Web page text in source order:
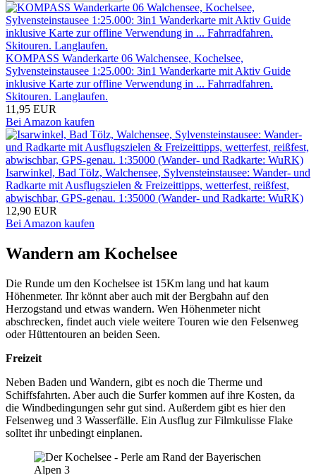
KOMPASS Wanderkarte 06 Walchensee, Kochelsee,
Sylvensteinstausee 1:25.000: 3in1 Wanderkarte mit Aktiv Guide
inklusive Karte zur offline Verwendung in ... Fahrradfahren.
Skitouren. Langlaufen.
11,95 EUR
Bei Amazon kaufen
Isarwinkel, Bad Tölz, Walchensee, Sylvensteinstausee: Wander- und
Radkarte mit Ausflugszielen & Freizeittipps, wetterfest, reißfest,
abwischbar, GPS-genau. 1:35000 (Wander- und Radkarte: WuRK)
12,90 EUR
Bei Amazon kaufen
Wandern am Kochelsee
Die Runde um den Kochelsee ist 15Km lang und hat kaum
Höhenmeter. Ihr könnt aber auch mit der Bergbahn auf den
Herzogstand und etwas wandern. Wen Höhenmeter nicht
abschrecken, findet auch viele weitere Touren wie den Felsenweg
oder Hüttentouren an beiden Seen.
Freizeit
Neben Baden und Wandern, gibt es noch die Therme und
Schiffsfahrten. Aber auch die Surfer kommen auf ihre Kosten, da
die Windbedingungen sehr gut sind. Außerdem gibt es hier den
Felsenweg und 3 Wasserfälle. Ein Ausflug zur Filmkulisse Flake
solltet ihr unbedingt einplanen.